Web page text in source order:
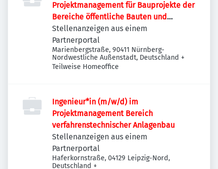
Projektmanagement für Bauprojekte der
Bereiche öffentliche Bauten und
Industriebauten / Infrastruktur
Stellenanzeigen aus einem
Partnerportal
Marienbergstraße, 90411 Nürnberg-
Nordwestliche Außenstadt, Deutschland +
Teilweise Homeoffice
Ingenieur*in (m/w/d) im
Projektmanagement Bereich
verfahrenstechnischer Anlagenbau
Stellenanzeigen aus einem
Partnerportal
Haferkornstraße, 04129 Leipzig-Nord,
Deutschland +